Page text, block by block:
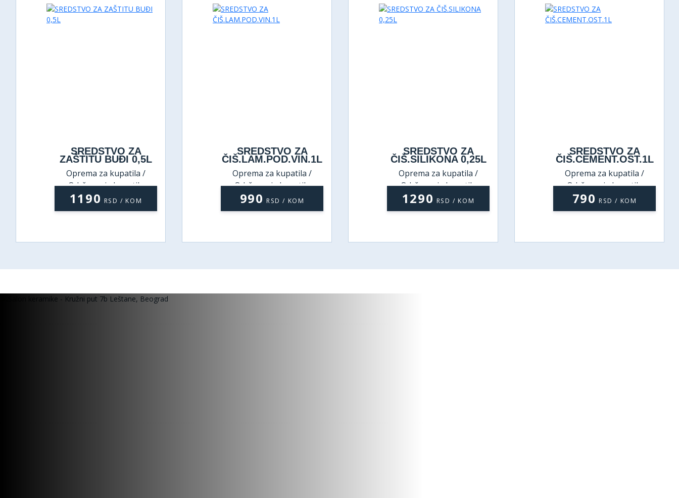
SREDSTVO ZA
ČIŠ.LAM.POD.VIN.1L
Oprema za kupatila /
Održavanje kupatila
990 RSD / KOM
SREDSTVO ZA
ČIŠ.SILIKONA 0,25L
Oprema za kupatila /
Održavanje kupatila
1290 RSD / KOM
SREDSTVO ZA
ČIŠ.CEMENT.OST.1L
Oprema za kupatila /
Održavanje kupatila
790 RSD / KOM
KUHINJSKI
ODMAŠČIVAČ 0,5L
Oprema za kupatila /
Održavanje kupatila
790 RSD / KOM